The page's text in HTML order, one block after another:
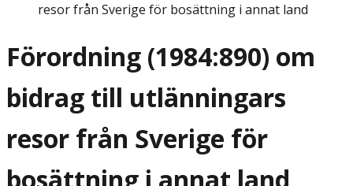
resor från Sverige för bosättning i annat land
Förordning (1984:890) om
bidrag till utlänningars
resor från Sverige för